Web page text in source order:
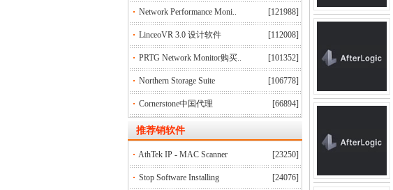
Network Performance Moni.. [121988]
LinceoVR 3.0 设计软件 [112008]
PRTG Network Monitor购买.. [101352]
Northern Storage Suite [106778]
Cornerstone中国代理 [66894]
推荐销软件
AthTek IP - MAC Scanner [23250]
Stop Software Installing [24076]